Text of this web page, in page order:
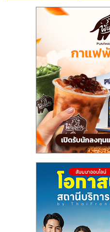
ปรึกษา
แฟ
ไชส์,
รวม
แฟ